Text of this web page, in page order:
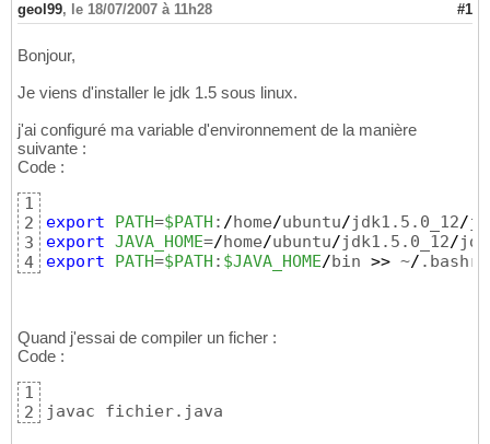
geol99, le 18/07/2007 à 11h28 #1
Bonjour,
Je viens d'installer le jdk 1.5 sous linux.
j'ai configuré ma variable d'environnement de la manière
suivante :
Code :
1
2
3
4
export PATH=$PATH : /home/ubuntu/jdk1.5.0_12/
export JAVA_HOME=/home/ubuntu/jdk1.5.0_12/
export
PATH=$PATH : $JAVA_HOME/bin >> ~/ .bashrc
Quand j'essai de compiler un ficher :
Code :
1
2
javac fichier.java